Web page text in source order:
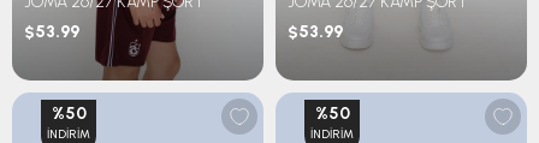
$53.99
$53.99
%50
İNDIRIM
%50
İNDIRIM